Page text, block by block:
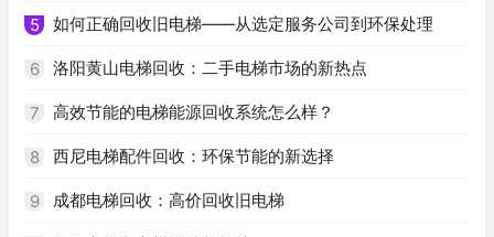
5 如何正确回收旧电梯——从选定服务公司到环保处理
6 洛阳黄山电梯回收：二手电梯市场的新热点
7 高效节能的电梯能源回收系统怎么样？
8 西尼电梯配件回收：环保节能的新选择
9 成都电梯回收：高价回收旧电梯